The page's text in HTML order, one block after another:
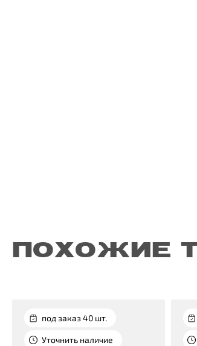
ПОХОЖИЕ
под заказ 40 шт.
Уточнить наличие